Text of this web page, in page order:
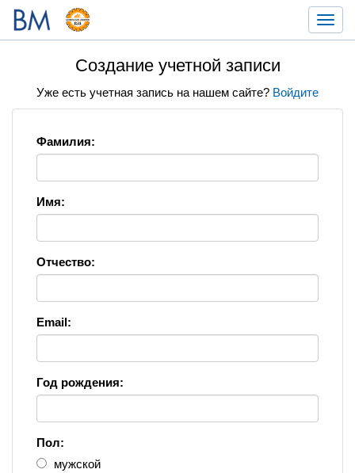
Создание учетной записи
Уже есть учетная запись на нашем сайте? Войдите
Фамилия:
Имя:
Отчество:
Email:
Год рождения:
Пол:
мужской